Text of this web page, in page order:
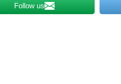
Follow us